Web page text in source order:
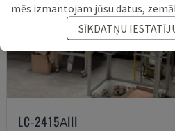
LC-2415ΑIII
mēs izmantojam jūsu datus,
SĪKDATŅU